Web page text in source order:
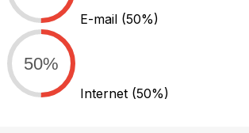
E-mail (50%)
50%
Internet (50%)